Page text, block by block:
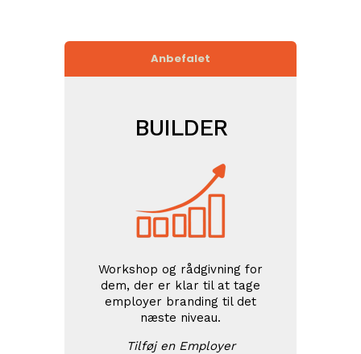
Anbefalet
BUILDER
Workshop og rådgivning for
dem, der er klar til at tage
employer branding til det
næste niveau.
Tilføj en Employer